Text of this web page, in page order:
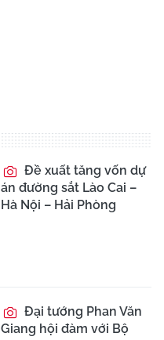
Đề xuất tăng vốn dự
án đường sắt Lào Cai –
Hà Nội – Hải Phòng
Đại tướng Phan Văn
Giang hội đàm với Bộ